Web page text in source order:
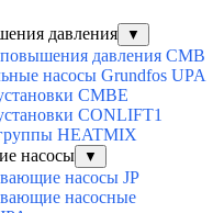
давления
▼
давления CMB
насосы Grundfos UPA
CMBE
CONLIFT1
HEATMIX
насосы
▼
насосы JP
насосные